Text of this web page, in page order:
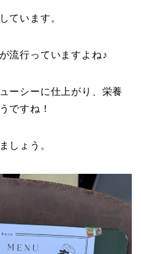
ています。
流行っていますよね♪
ーシーに仕上がり、栄養
ですね！
しょう。